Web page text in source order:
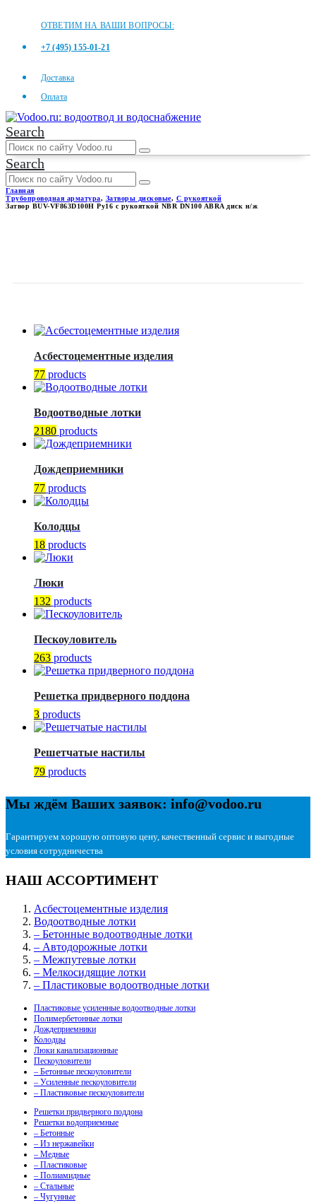
ОТВЕТИМ НА ВАШИ ВОПРОСЫ:
+7 (495) 155-01-21
Доставка
Оплата
Search
Search
Главная
Трубопроводная арматура, Затворы дисковые, С рукояткой
Затвор BUV-VF863D100H Ру16 с рукояткой NBR DN100 ABRA диск н/ж
Асбестоцементные изделия
77 products
Водоотводные лотки
2180 products
Дождеприемники
77 products
Колодцы
18 products
Люки
132 products
Пескоуловитель
263 products
Решетка придверного поддона
3 products
Решетчатые настилы
79 products
Мы ждём Ваших заявок: info@vodoo.ru
Гарантируем хорошую оптовую цену, качественный сервис и выгодные
условия сотрудничества
НАШ АССОРТИМЕНТ
Асбестоцементные изделия
Водоотводные лотки
– Бетонные водоотводные лотки
– Автодорожные лотки
– Межпутевые лотки
– Мелкосидящие лотки
– Пластиковые водоотводные лотки
Пластиковые усиленные водоотводные лотки
Полимербетонные лотки
Дождеприемники
Колодцы
Люки канализационные
Пескоуловители
– Бетонные пескоуловители
– Усиленные пескоуловители
– Пластиковые пескоуловители
Решетки придверного поддона
Решетки водоприемные
– Бетонные
– Из нержавейки
– Медные
– Пластиковые
– Полиамидные
– Стальные
– Чугунные